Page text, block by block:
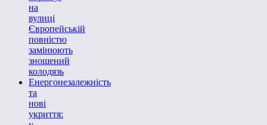
на
вулиці
Європейській
повністю
замінюють
зношений
колодязь
Енергонезалежність
та
нові
укриття: